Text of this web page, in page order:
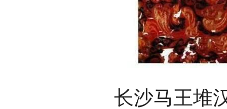
长沙马王堆